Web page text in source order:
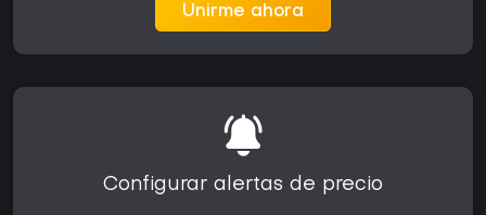
Unirme ahora
Configurar alertas de precio